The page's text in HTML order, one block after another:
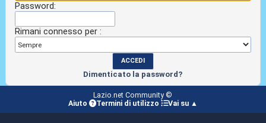
Password:
Rimani connesso per :
Dimenticato la password?
Lazio.net Community ©
Aiuto
Termini di utilizzo Vai su ▲